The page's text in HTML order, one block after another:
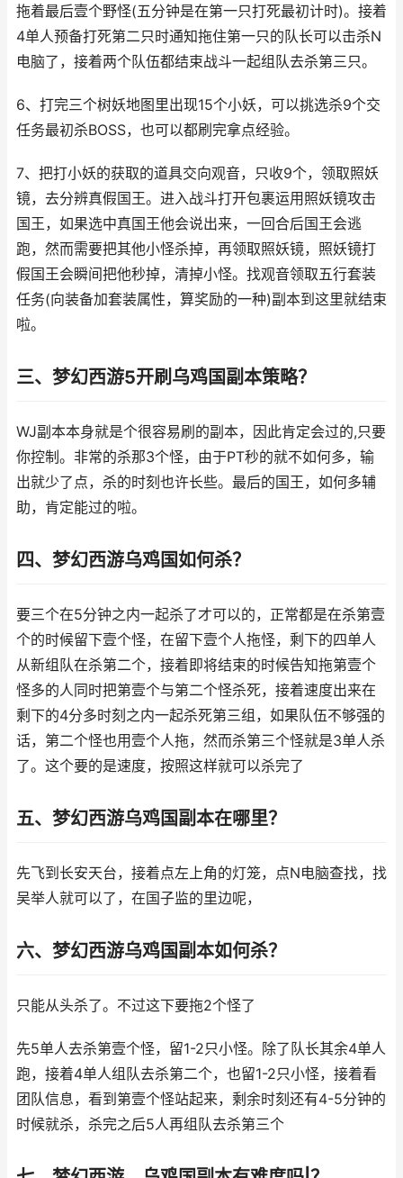
拖着最后壹个野怪(五分钟是在第一只打死最初计时)。接着
4单人预备打死第二只时通知拖住第一只的队长可以击杀N
电脑了，接着两个队伍都结束战斗一起组队去杀第三只。
6、打完三个树妖地图里出现15个小妖，可以挑选杀9个交
任务最初杀BOSS，也可以都刷完拿点经验。
7、把打小妖的获取的道具交向观音，只收9个，领取照妖
镜，去分辨真假国王。进入战斗打开包裹运用照妖镜攻击
国王，如果选中真国王他会说出来，一回合后国王会逃
跑，然而需要把其他小怪杀掉，再领取照妖镜，照妖镜打
假国王会瞬间把他秒掉，清掉小怪。找观音领取五行套装
任务(向装备加套装属性，算奖励的一种)副本到这里就结束
啦。
三、梦幻西游5开刷乌鸡国副本策略？
WJ副本本身就是个很容易刷的副本，因此肯定会过的,只要
你控制。非常的杀那3个怪，由于PT秒的就不如何多，输
出就少了点，杀的时刻也许长些。最后的国王，如何多辅
助，肯定能过的啦。
四、梦幻西游乌鸡国如何杀？
要三个在5分钟之内一起杀了才可以的，正常都是在杀第壹
个的时候留下壹个怪，在留下壹个人拖怪，剩下的四单人
从新组队在杀第二个，接着即将结束的时候告知拖第壹个
怪多的人同时把第壹个与第二个怪杀死，接着速度出来在
剩下的4分多时刻之内一起杀死第三组，如果队伍不够强的
话，第二个怪也用壹个人拖，然而杀第三个怪就是3单人杀
了。这个要的是速度，按照这样就可以杀完了
五、梦幻西游乌鸡国副本在哪里？
先飞到长安天台，接着点左上角的灯笼，点N电脑查找，找
吴举人就可以了，在国子监的里边呢，
六、梦幻西游乌鸡国副本如何杀？
只能从头杀了。不过这下要拖2个怪了
先5单人去杀第壹个怪，留1-2只小怪。除了队长其余4单人
跑，接着4单人组队去杀第二个，也留1-2只小怪，接着看
团队信息，看到第壹个怪站起来，剩余时刻还有4-5分钟的
时候就杀，杀完之后5人再组队去杀第三个